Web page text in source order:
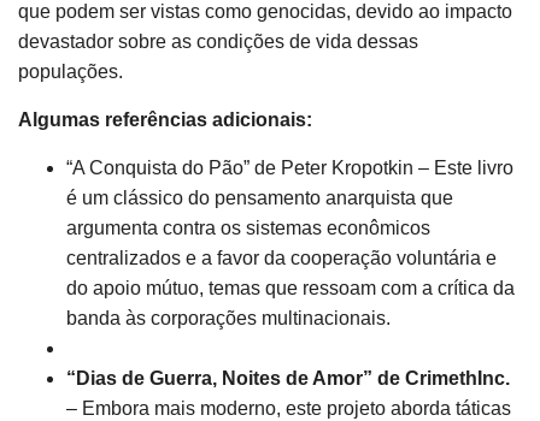
que podem ser vistas como genocidas, devido ao impacto
devastador sobre as condições de vida dessas
populações.
Algumas referências adicionais:
“A Conquista do Pão” de Peter Kropotkin – Este livro
é um clássico do pensamento anarquista que
argumenta contra os sistemas econômicos
centralizados e a favor da cooperação voluntária e
do apoio mútuo, temas que ressoam com a crítica da
banda às corporações multinacionais.
“Dias de Guerra, Noites de Amor” de CrimethInc.
– Embora mais moderno, este projeto aborda táticas